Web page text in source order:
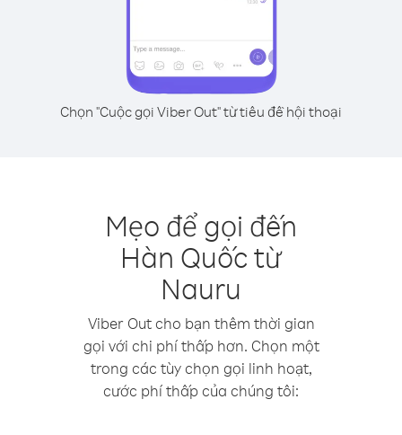
Chọn "Cuộc gọi Viber Out" từ tiêu đề hội thoại
Mẹo để gọi đến
Hàn Quốc từ
Nauru
Viber Out cho bạn thêm thời gian
gọi với chi phí thấp hơn. Chọn một
trong các tùy chọn gọi linh hoạt,
cước phí thấp của chúng tôi: